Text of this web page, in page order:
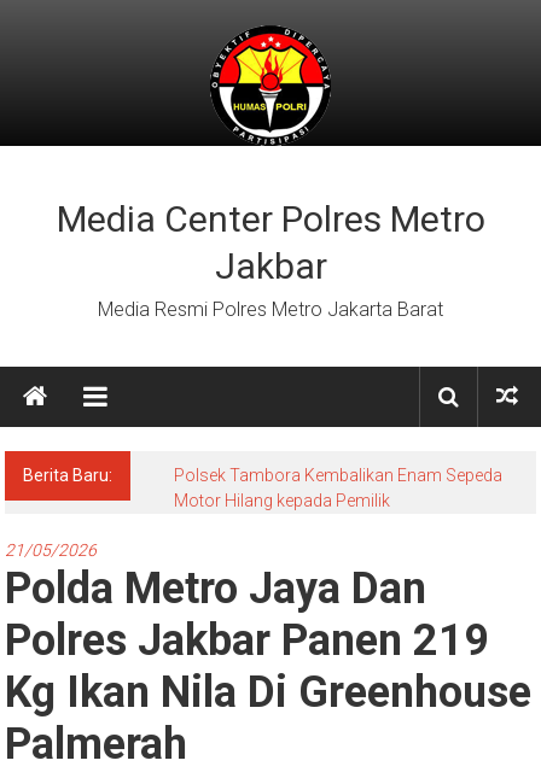
Media Center Polres Metro
Jakbar
Media Resmi Polres Metro Jakarta Barat
Berita Baru:
Polsek Tambora Kembalikan Enam Sepeda
Motor Hilang kepada Pemilik
21/05/2026
Polda Metro Jaya Dan
Polres Jakbar Panen 219
Kg Ikan Nila Di Greenhouse
Palmerah